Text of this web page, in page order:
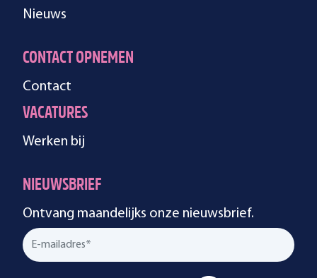
Nieuws
CONTACT OPNEMEN
Contact
VACATURES
Werken bij
NIEUWSBRIEF
Ontvang maandelijks onze nieuwsbrief.